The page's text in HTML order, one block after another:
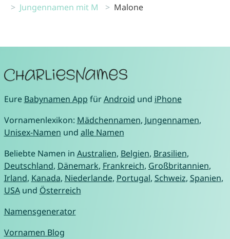
Jungennamen mit M
Malone
Eure Babynamen App fürAndroid und iPhone
Vornamenlexikon: Mädchennamen, Jungennamen,
Unisex-Namen und alle Namen
Beliebte Namen in Australien, Belgien, Brasilien,
Deutschland, Dänemark, Frankreich, Großbritannien,
Irland, Kanada, Niederlande, Portugal, Schweiz, Spanien,
USAund Österreich
Namensgenerator
Vornamen Blog